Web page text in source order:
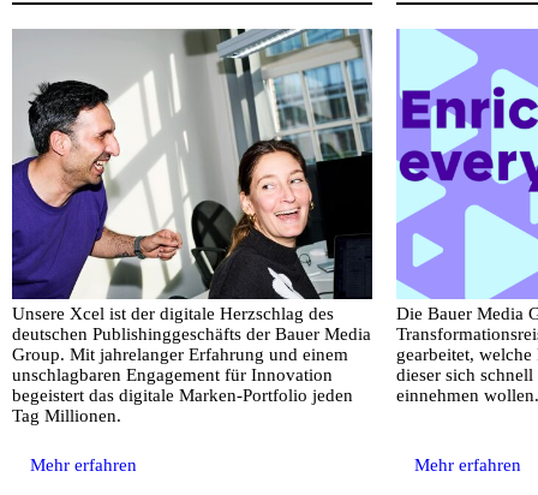
Unsere Xcel ist der digitale Herzschlag des
deutschen Publishinggeschäfts der Bauer Media
Group. Mit jahrelanger Erfahrung und einem
unschlagbaren Engagement für Innovation
begeistert das digitale Marken-Portfolio jeden
Tag Millionen.
Mehr erfahren
Die Bauer Media
gearbeitet,
dieser sich
einnehmen wollen.
Mehr erfahren